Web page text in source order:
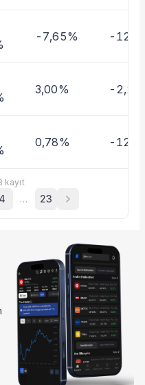
-7,65% -
3,00% -
0,78% -
kayıt
4 … 23